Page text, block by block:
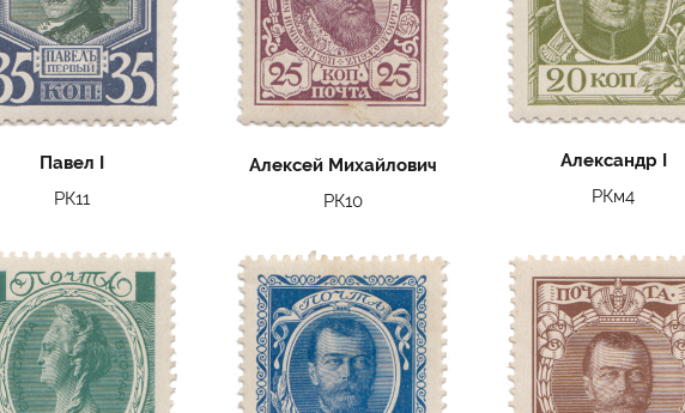
Павел I
РК11
Алексей Михайлович
РК10
Александр I
РКм4